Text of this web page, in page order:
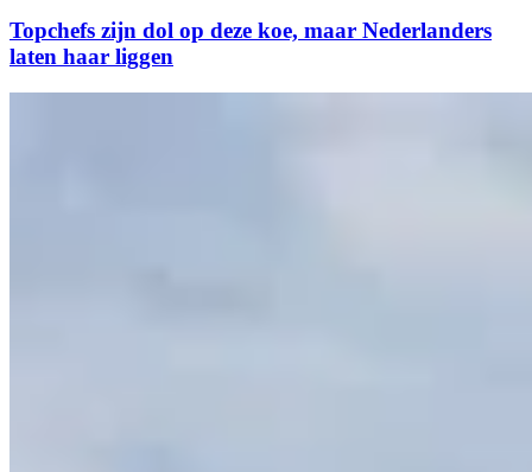
Topchefs zijn dol op deze koe, maar Nederlanders
laten haar liggen